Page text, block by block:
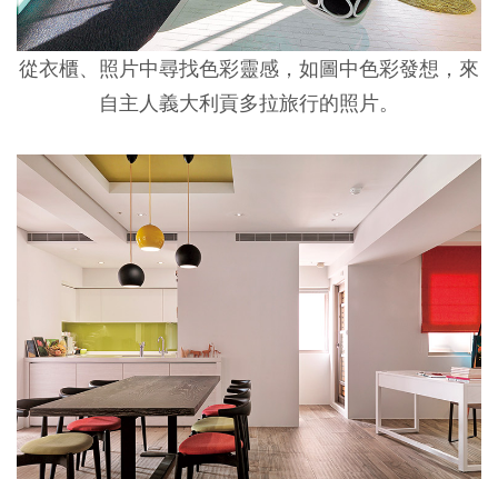
從衣櫃、照片中尋找色彩靈感，如圖中色彩發想，來
自主人義大利貢多拉旅行的照片。